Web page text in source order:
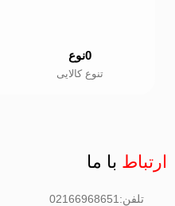
تنوع کالایی
0نوع
ارتباط با ما
تلفن:02166968651